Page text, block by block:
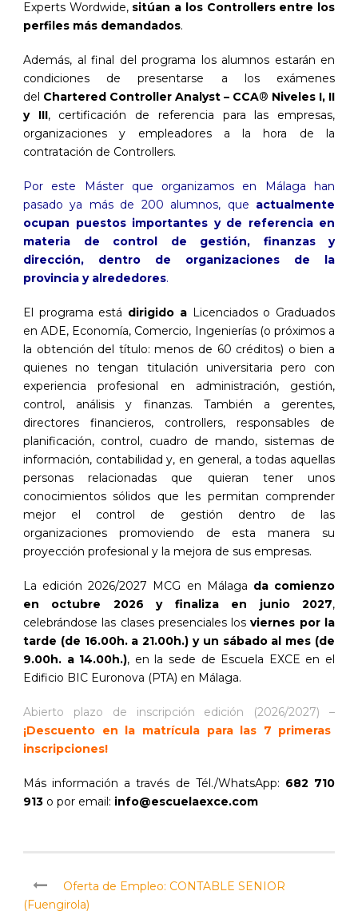
Experts Wordwide, sitúan a los Controllers entre los
perfiles más demandados.
Además, al final del programa los alumnos estarán en
condiciones de presentarse a los exámenes
del Chartered Controller Analyst – CCA® Niveles I, II
y III, certificación de referencia para las empresas,
organizaciones y empleadores a la hora de la
contratación de Controllers.
Por este Máster que organizamos en Málaga han
pasado ya más de 200 alumnos, que actualmente
ocupan puestos importantes y de referencia en
materia de control de gestión, finanzas y
dirección, dentro de organizaciones de la
provincia y alrededores.
El programa está dirigido aLicenciados o Graduados
en ADE, Economía, Comercio, Ingenierías (o próximos a
la obtención del título: menos de 60 créditos) o bien a
quienes no tengan titulación universitaria pero con
experiencia profesional en administración, gestión,
control, análisis y finanzas. También a gerentes,
directores financieros, controllers, responsables de
planificación, control, cuadro de mando, sistemas de
información, contabilidad y, en general, a todas aquellas
personas relacionadas que quieran tener unos
conocimientos sólidos que les permitan comprender
mejor el control de gestión dentro de las
organizaciones promoviendo de esta manera su
proyección profesional y la mejora de sus empresas.
La edición 2026/2027 MCG en Málaga da comienzo
en octubre 2026 y finaliza en junio 2027,
celebrándose las clases presenciales losviernes por la
tarde (de 16.00h. a 21.00h.) y un sábado al mes (de
9.00h. a 14.00h.), en la sede de Escuela EXCE en el
Edificio BIC Euronova (PTA) en Málaga.
Abierto plazo de inscripción edición (2026/2027) –
¡Descuento en la matrícula para las 7 primeras
inscripciones!
Más información a través de Tél./WhatsApp: 682 710
913 o por email: info@escuelaexce.com
Oferta de Empleo: CONTABLE SENIOR
(Fuengirola)